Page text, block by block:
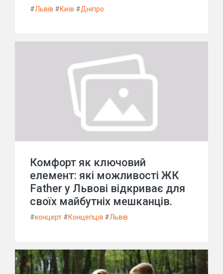
#Львів #Київ #Дніпро
Комфорт як ключовий
елемент: які можливості ЖК
Father у Львові відкриває для
своїх майбутніх мешканців.
#концерт #Концепція #Львів